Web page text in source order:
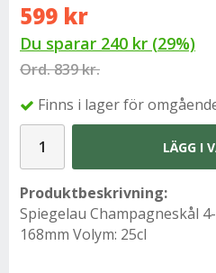
599 kr
Du sparar 240 kr (29%)
Ord.839 kr.
Finns i lager för
LÄGG I
Produktbeskrivning:
Spiegelau Champagneskål
168mm Volym: 25cl